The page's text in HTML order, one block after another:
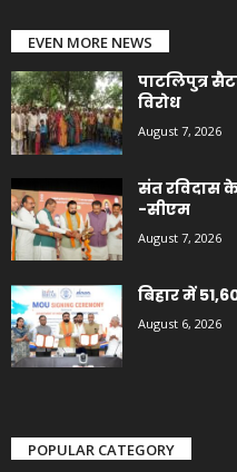
EVEN MORE NEWS
पाटलिपुत्र
विरोध
August 7, 2026
संत रविदास
-सीएम
August 7, 2026
बिहार में
August 6, 2026
POPULAR CATEGORY